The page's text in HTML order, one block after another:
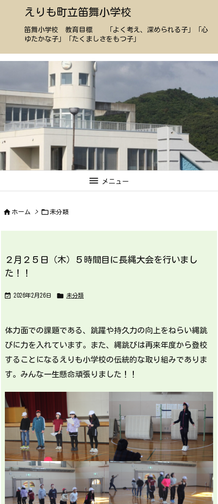
えりも町立笛舞小学校
笛舞小学校 教育目標 「よく考え、深められる子」「心
ゆたかな子」「たくましさをもつ子」
メニュー
 ホーム >  未分類
２月２５日（木）５時間目に長縄大会を行いまし
た！！
 2026年2月26日  未分類
体力面での課題である、跳躍や持久力の向上をねらい縄跳
びに力を入れています。また、縄跳びは再来年度から登校
することになるえりも小学校の伝統的な取り組みでありま
す。みんな一生懸命頑張りました！！